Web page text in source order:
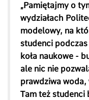
„Pamiętajmy o
wydziałach
modelowy, na
studenci
koła naukowe -
ale nic nie
prawdziwa
Tam też studenci